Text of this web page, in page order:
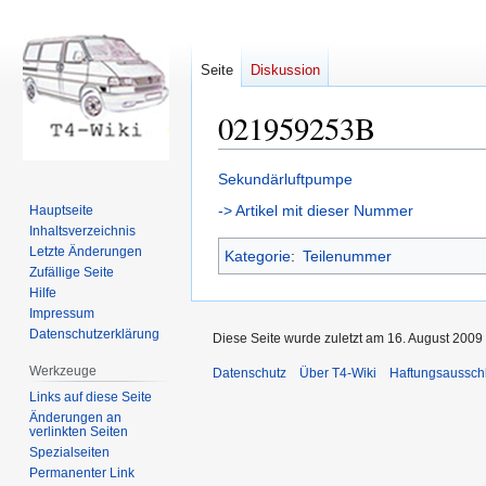
021959253B
Zur
Navigation
Zur
Suche
Sekundärluftpumpe
-> Artikel mit dieser Nummer
Kategorie: Teilenummer
Seite Diskussion
Hauptseite
Inhaltsverzeichnis
Letzte Änderungen
Zufällige Seite
Hilfe
Impressum
Datenschutzerklärung
Werkzeuge
Links auf diese Seite
Änderungen an
verlinkten Seiten
Spezialseiten
Permanenter Link
Diese Seite wurde zuletzt am 16. August
Datenschutz Über T4-Wiki